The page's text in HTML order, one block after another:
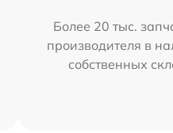
Более 20 тыс.
производителя в
собственных